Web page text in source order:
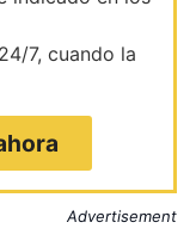
7, cuando la
Advertisement